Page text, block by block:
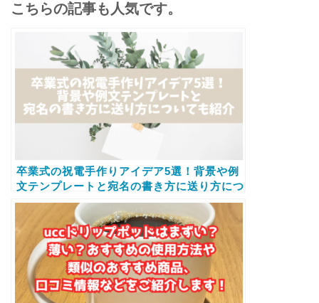
こちらの記事も人気です。
卒業式の祝電手作りアイデア5選！背景や例
文テンプレートと宛名の書き方に送り方につ
いても紹介